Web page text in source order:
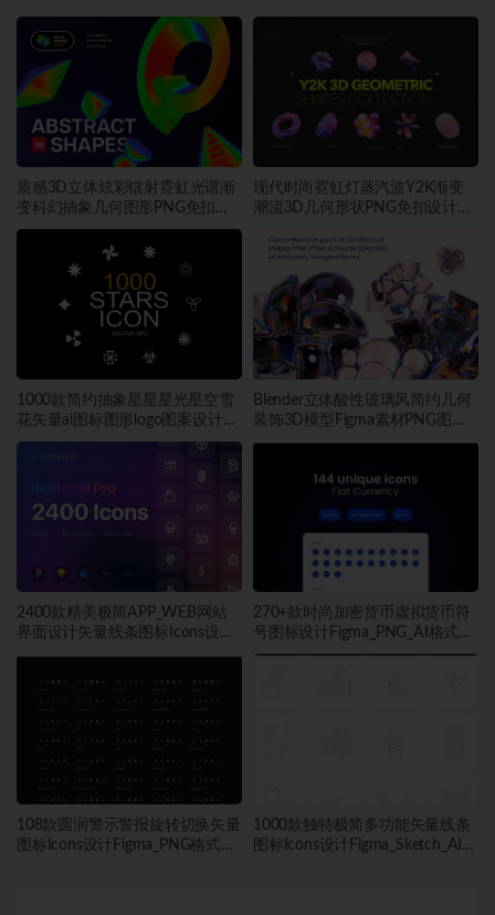
质感3D立体炫彩镭射霓虹光谱渐
变科幻抽象几何图形PNG免扣设
计素材
现代时尚霓虹灯蒸汽波Y2K渐变
潮流3D几何形状PNG免扣设计素
1000款简约抽象星星星光星空雪
花矢量ai图标图形logo图案设计素
材
Blender立体酸性玻璃风简约几何
装饰3D模型Figma素材PNG图片
素材
2400款精美极简APP_WEB网站
界面设计矢量线条图标Icons设计
270+款时尚加密货币虚拟货币符
号图标设计Figma_PNG_AI格式素
材
108款圆润警示警报旋转切换矢量
图标Icons设计Figma_PNG格式素
1000款独特极简多功能矢量线条
图标Icons设计Figma_Sketch_AI格